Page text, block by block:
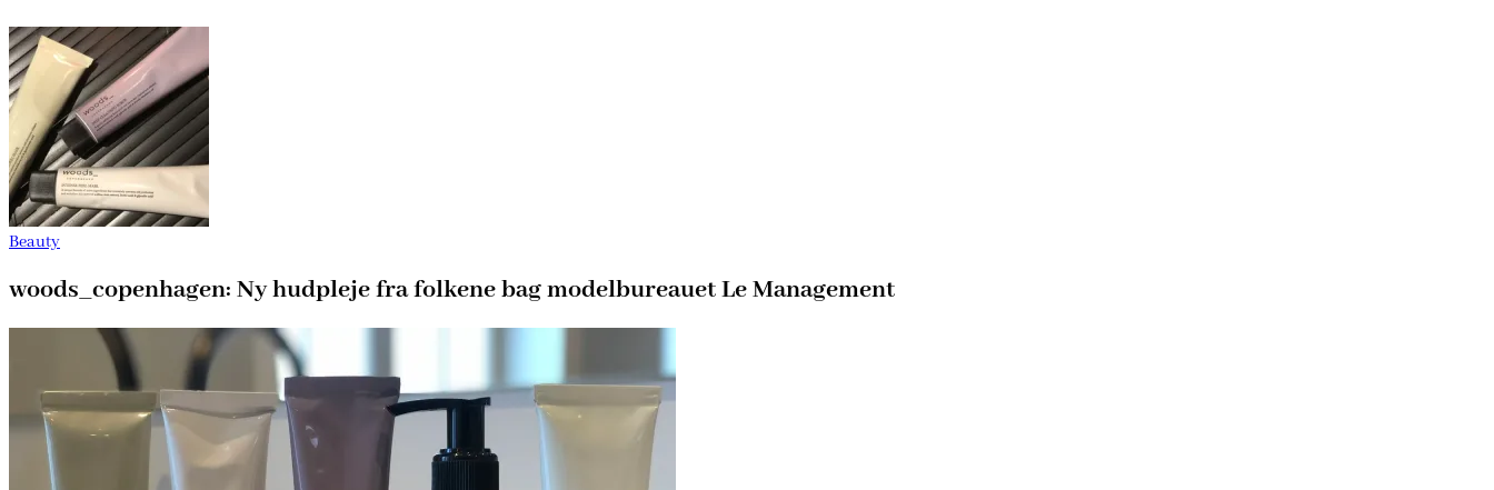
Beauty
woods_copenhagen: Ny hudpleje fra folkene bag modelbureauet Le Management